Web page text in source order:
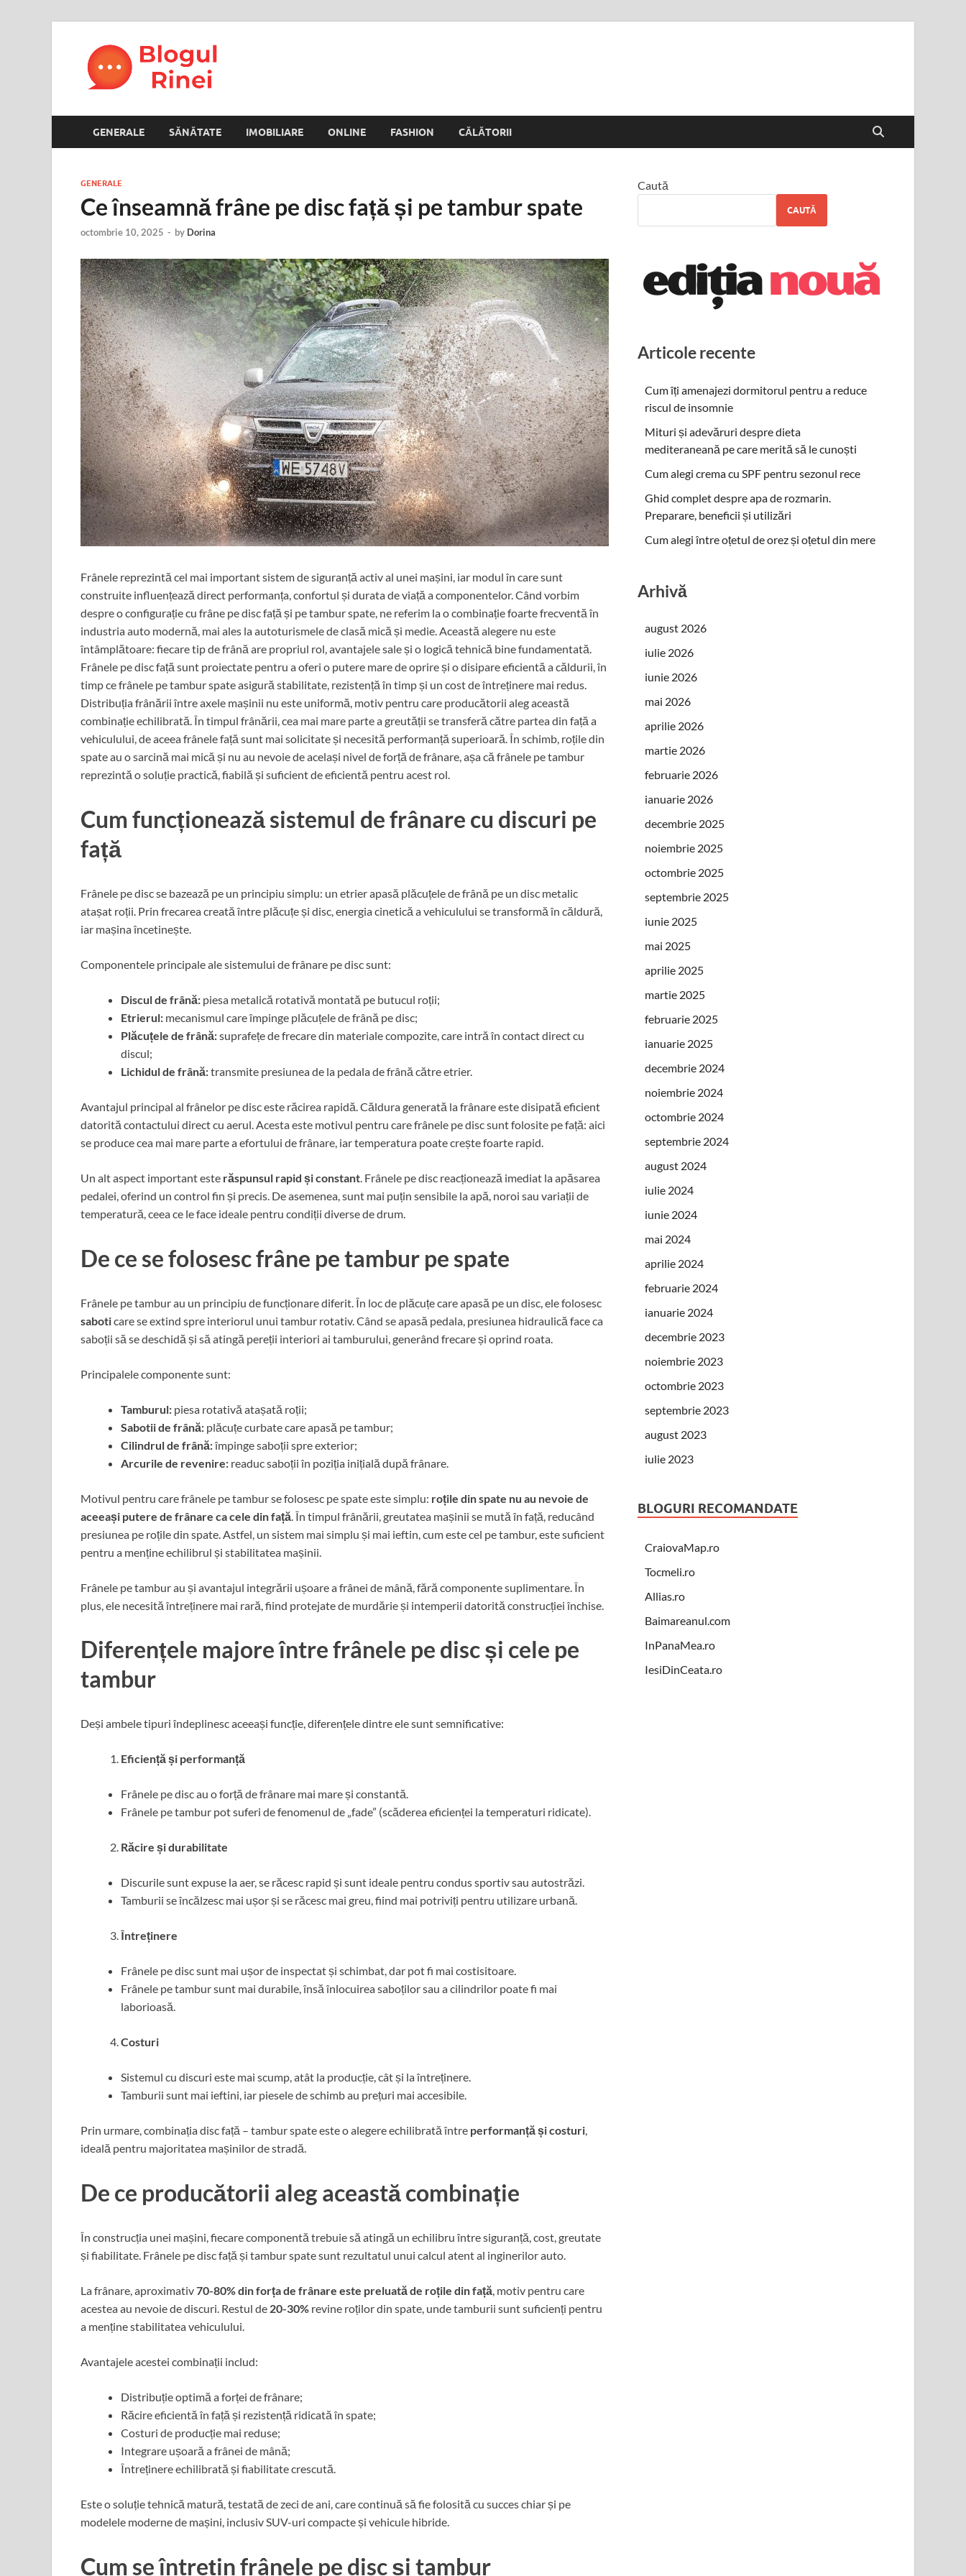
GENERALE SĂNĂTATE IMOBILIARE ONLINE FASHION CĂLĂTORII
GENERALE
Ce înseamnă frâne pe disc față și pe tambur spate
octombrie 10, 2025 - by Dorina
Frânele reprezintă cel mai important sistem de siguranță activ al unei mașini, iar modul în care sunt
construite influențează direct performanța, confortul și durata de viață a componentelor. Când vorbim
despre o configurație cu frâne pe disc față și pe tambur spate, ne referim la o combinație foarte frecventă în
industria auto modernă, mai ales la autoturismele de clasă mică și medie. Această alegere nu este
întâmplătoare: fiecare tip de frână are propriul rol, avantajele sale și o logică tehnică bine fundamentată.
Frânele pe disc față sunt proiectate pentru a oferi o putere mare de oprire și o disipare eficientă a căldurii, în
timp ce frânele pe tambur spate asigură stabilitate, rezistență în timp și un cost de întreținere mai redus.
Distribuția frânării între axele mașinii nu este uniformă, motiv pentru care producătorii aleg această
combinație echilibrată. În timpul frânării, cea mai mare parte a greutății se transferă către partea din față a
vehiculului, de aceea frânele față sunt mai solicitate și necesită performanță superioară. În schimb, roțile din
spate au o sarcină mai mică și nu au nevoie de același nivel de forță de frânare, așa că frânele pe tambur
reprezintă o soluție practică, fiabilă și suficient de eficientă pentru acest rol.
Cum funcționează sistemul de frânare cu discuri pe
față
Frânele pe disc se bazează pe un principiu simplu: un etrier apasă plăcuțele de frână pe un disc metalic
atașat roții. Prin frecarea creată între plăcuțe și disc, energia cinetică a vehiculului se transformă în căldură,
iar mașina încetinește.
Componentele principale ale sistemului de frânare pe disc sunt:
Discul de frână: piesa metalică rotativă montată pe butucul roții;
Etrierul: mecanismul care împinge plăcuțele de frână pe disc;
Plăcuțele de frână:suprafețe de frecare din materiale compozite, care intră în contact direct cu
discul;
Lichidul de frână:transmite presiunea de la pedala de frână către etrier.
Avantajul principal al frânelor pe disc este răcirea rapidă. Căldura generată la frânare este disipată eficient
datorită contactului direct cu aerul. Acesta este motivul pentru care frânele pe disc sunt folosite pe față: aici
se produce cea mai mare parte a efortului de frânare, iar temperatura poate crește foarte rapid.
Un alt aspect important este răspunsul rapid și constant. Frânele pe disc reacționează imediat la apăsarea
pedalei, oferind un control fin și precis. De asemenea, sunt mai puțin sensibile la apă, noroi sau variații de
temperatură, ceea ce le face ideale pentru condiții diverse de drum.
De ce se folosesc frâne pe tambur pe spate
Frânele pe tambur au un principiu de funcționare diferit. În loc de plăcuțe care apasă pe un disc, ele folosesc
saboticare se extind spre interiorul unui tambur rotativ. Când se apasă pedala, presiunea hidraulică face ca
saboții să se deschidă și să atingă pereții interiori ai tamburului, generând frecare și oprind roata.
Principalele componente sunt:
Tamburul: piesa rotativă atașată roții;
Sabotii de frână: plăcuțe curbate care apasă pe tambur;
Cilindrul de frână:împinge saboții spre exterior;
Arcurile de revenire: readuc saboții în poziția inițială după frânare.
Motivul pentru care frânele pe tambur se folosesc pe spate este simplu: roțile din spate nu au nevoie de
aceeași putere de frânare ca cele din față . În timpul frânării, greutatea mașinii se mută în față, reducând
presiunea pe roțile din spate. Astfel, un sistem mai simplu și mai ieftin, cum este cel pe tambur, este suficient
pentru a menține echilibrul și stabilitatea mașinii.
Frânele pe tambur au și avantajul integrării ușoare a frânei de mână, fără componente suplimentare. În
plus, ele necesită întreținere mai rară, fiind protejate de murdărie și intemperii datorită construcției închise.
Diferențele majore între frânele pe disc și cele pe
tambur
Deși ambele tipuri îndeplinesc aceeași funcție, diferențele dintre ele sunt semnificative:
Eficiență și performanță
Frânele pe disc au o forță de frânare mai mare și constantă.
Frânele pe tambur pot suferi de fenomenul de „fade” (scăderea eficienței la temperaturi ridicate).
Răcire și durabilitate
Discurile sunt expuse la aer, se răcesc rapid și sunt ideale pentru condus sportiv sau autostrăzi.
Tamburii se încălzesc mai ușor și se răcesc mai greu, fiind mai potriviți pentru utilizare urbană.
Întreținere
Frânele pe disc sunt mai ușor de inspectat și schimbat, dar pot fi mai costisitoare.
Frânele pe tambur sunt mai durabile, însă înlocuirea saboților sau a cilindrilor poate fi mai
laborioasă.
Costuri
Sistemul cu discuri este mai scump, atât la producție, cât și la întreținere.
Tamburii sunt mai ieftini, iar piesele de schimb au prețuri mai accesibile.
Prin urmare, combinația disc față – tambur spate este o alegere echilibrată între performanță și costuri,
ideală pentru majoritatea mașinilor de stradă.
De ce producătorii aleg această combinație
În construcția unei mașini, fiecare componentă trebuie să atingă un echilibru între siguranță, cost, greutate
și fiabilitate. Frânele pe disc față și tambur spate sunt rezultatul unui calcul atent al inginerilor auto.
La frânare, aproximativ70-80% din forța de frânare este preluată de roțile din față , motiv pentru care
acestea au nevoie de discuri. Restul de 20-30% revine roților din spate, unde tamburii sunt suficienți pentru
a menține stabilitatea vehiculului.
Avantajele acestei combinații includ:
Distribuție optimă a forței de frânare;
Răcire eficientă în față și rezistență ridicată în spate;
Costuri de producție mai reduse;
Integrare ușoară a frânei de mână;
Întreținere echilibrată și fiabilitate crescută.
Este o soluție tehnică matură, testată de zeci de ani, care continuă să fie folosită cu succes chiar și pe
modelele moderne de mașini, inclusiv SUV-uri compacte și vehicule hibride.
Cum se întrețin frânele pe disc și tambur
Caută
CAUTĂ
Articole recente
Cum îți amenajezi dormitorul pentru a reduce
riscul de insomnie
Mituri și adevăruri despre dieta
mediteraneană pe care merită să le cunoști
Cum alegi crema cu SPF pentru sezonul rece
Ghid complet despre apa de rozmarin.
Preparare, beneficii și utilizări
Cum alegi între oțetul de orez și oțetul din mere
Arhivă
august 2026
iulie 2026
iunie 2026
mai 2026
aprilie 2026
martie 2026
februarie 2026
ianuarie 2026
decembrie 2025
noiembrie 2025
octombrie 2025
septembrie 2025
iunie 2025
mai 2025
aprilie 2025
martie 2025
februarie 2025
ianuarie 2025
decembrie 2024
noiembrie 2024
octombrie 2024
septembrie 2024
august 2024
iulie 2024
iunie 2024
mai 2024
aprilie 2024
februarie 2024
ianuarie 2024
decembrie 2023
noiembrie 2023
octombrie 2023
septembrie 2023
august 2023
iulie 2023
BLOGURI RECOMANDATE
CraiovaMap.ro
Tocmeli.ro
Allias.ro
Baimareanul.com
InPanaMea.ro
IesiDinCeata.ro